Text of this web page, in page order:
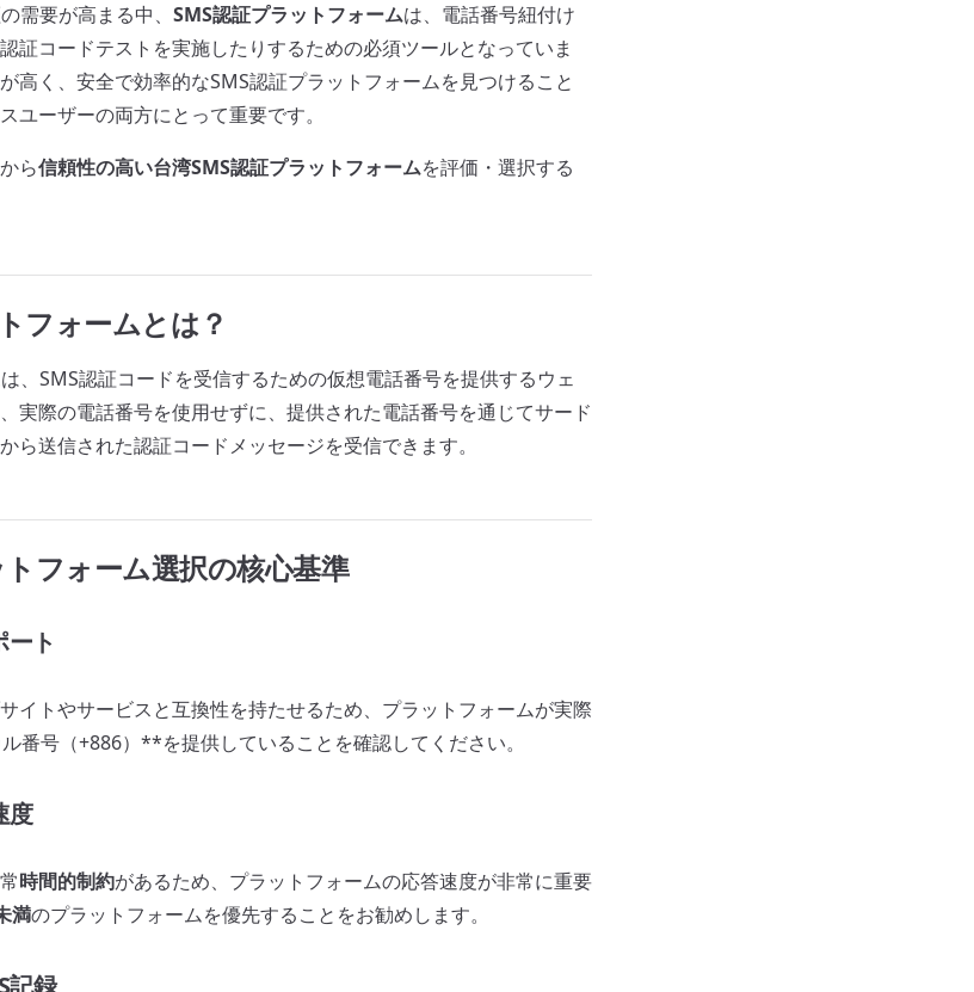
需要が高まる中、 SMS認証プラットフォームは、電話番号紐付け
証コードテストを実施したりするための必須ツールとなっていま
高く、安全で効率的なSMS認証プラットフォームを見つけること
ユーザーの両方にとって重要です。
ら信頼性の高い台湾SMS認証プラットフォームを評価・選択する
フォームとは？
、SMS認証コードを受信するための仮想電話番号を提供するウェ
実際の電話番号を使用せずに、提供された電話番号を通じてサード
ら送信された認証コードメッセージを受信できます。
フォーム選択の核心基準
ト
イトやサービスと互換性を持たせるため、プラットフォームが実際
番号（+886）**を提供していることを確認してください。
度
時間的制約があるため、プラットフォームの応答速度が非常に重要
満のプラットフォームを優先することをお勧めします。
記録